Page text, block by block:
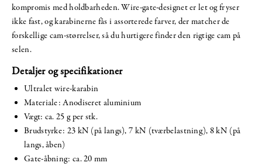
kompromis med holdbarheden. Wire-gate-designet er let og fryser
ikke fast, og karabinerne fås i assorterede farver, der matcher de
forskellige cam-størrelser, så du hurtigere finder den rigtige cam på
selen.
Detaljer og specifikationer
Ultralet wire-karabin
Materiale: Anodiseret aluminium
Vægt: ca. 25 g per stk.
Brudstyrke: 23 kN (på langs), 7 kN (tværbelastning), 8 kN (på
langs, åben)
Gate-åbning: ca. 20 mm